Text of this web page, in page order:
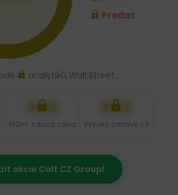
Prodat
analytiků Wall Street.
XXX
Prům. cílová cena
XXX
Vysoký cenový cíl
akcie Colt CZ Group!